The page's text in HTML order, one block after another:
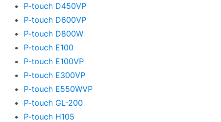
P-touch D450VP
P-touch D600VP
P-touch D800W
P-touch E100
P-touch E100VP
P-touch E300VP
P-touch E550WVP
P-touch GL-200
P-touch H105